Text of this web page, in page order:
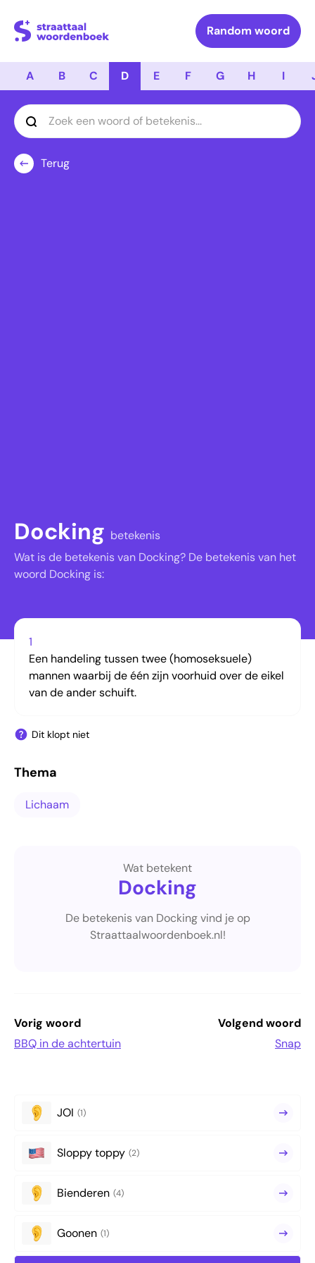
Logo Straattaal Woordenboek
Random woord
A B C D E F G H I
Terug
Docking betekenis
Wat is de betekenis van Docking? De betekenis van het
woord Docking is:
1
Een handeling tussen twee (homoseksuele)
mannen waarbij de één zijn voorhuid over de eikel
van de ander schuift.
Dit klopt niet
Thema
Lichaam
Wat betekent
Docking
De betekenis van Docking vind je op
Straattaalwoordenboek.nl!
Vorig woord
BBQ in de achtertuin
Volgend woord
Snap
JOI (1)
Sloppy toppy (2)
Bienderen (4)
Goonen (1)